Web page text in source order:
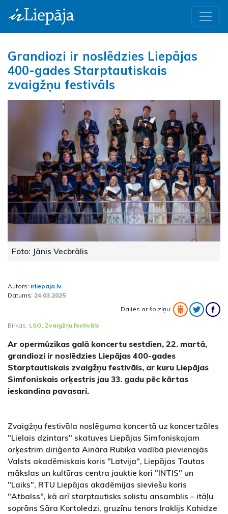
Grandiozi ir noslēdzies Liepājas
400-gades Starptautiskais
zvaigžņu festivāls
Foto: Jānis Vecbrālis
Autors: irliepaja.lv
Datums: 24.03.2025
Dalies ar šo ziņu:
Birkas: LSO, Zvaigžņu festivāls
Ar opermūzikas galā koncertu sestdien, 22. martā,
grandiozi ir noslēdzies Liepājas 400-gades
Starptautiskais zvaigžņu festivāls, ar kuru Liepājas
Simfoniskais orķestris jau 33. gadu pēc kārtas
ieskandina pavasari.
Zvaigžņu festivāla noslēguma koncertā uz koncertzāles
"Lielais dzintars" skatuves Liepājas Simfoniskajam
orķestrim diriģenta Aināra Rubiķa vadībā pievienojās
Valsts akadēmiskais koris "Latvija", Liepājas Tautas
mākslas un kultūras centra jauktie kori "INTIS" un
"Laiks", RTU Liepājas akadēmijas sieviešu koris
"Atbalss", kā arī starptautisks solistu ansamblis – itāļu
soprāns Sāra Kortoledzi, gruzīnu tenors Iraklijs Kahidze